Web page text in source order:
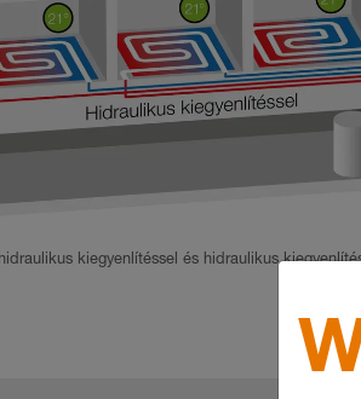
kiegyenlítéssel és hidraulikus